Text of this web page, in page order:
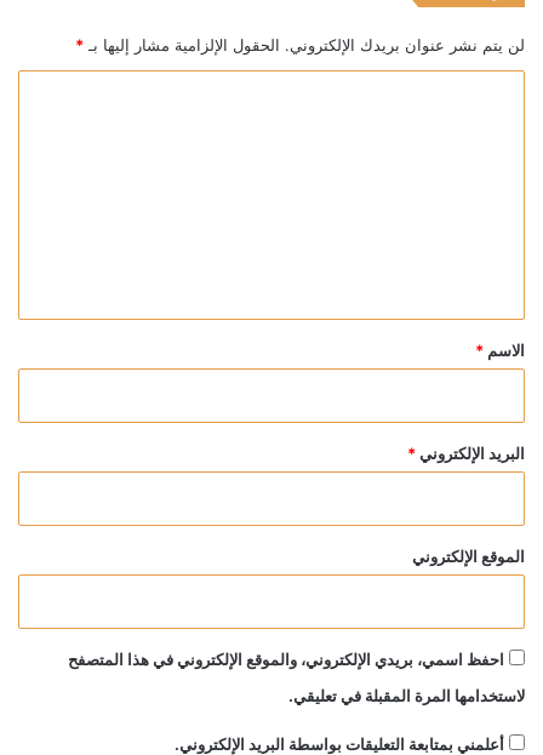
لن يتم نشر عنوان بريدك الإلكتروني. الحقول الإلزامية مشار إليها بـ *
*
الاسم *
البريد الإلكتروني *
الموقع الإلكتروني
احفظ اسمي، بريدي الإلكتروني، والموقع الإلكتروني في هذا المتصفح
لاستخدامها المرة المقبلة في تعليقي.
أعلمني بمتابعة التعليقات بواسطة البريد الإلكتروني.